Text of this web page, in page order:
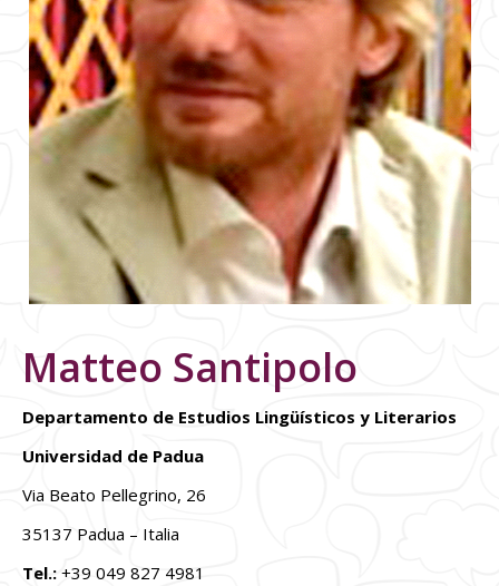
Matteo Santipolo
Departamento de Estudios Lingüísticos y Literarios
Universidad de Padua
Via Beato Pellegrino, 26
35137 Padua – Italia
Tel.: +39 049 827 4981